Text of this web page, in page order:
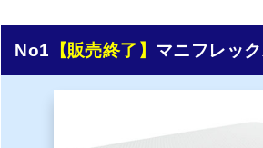
No1 【販売終了】 マニフレッ